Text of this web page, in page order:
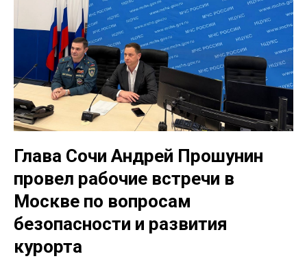
Глава Сочи Андрей Прошунин
провел рабочие встречи в
Москве по вопросам
безопасности и развития
курорта